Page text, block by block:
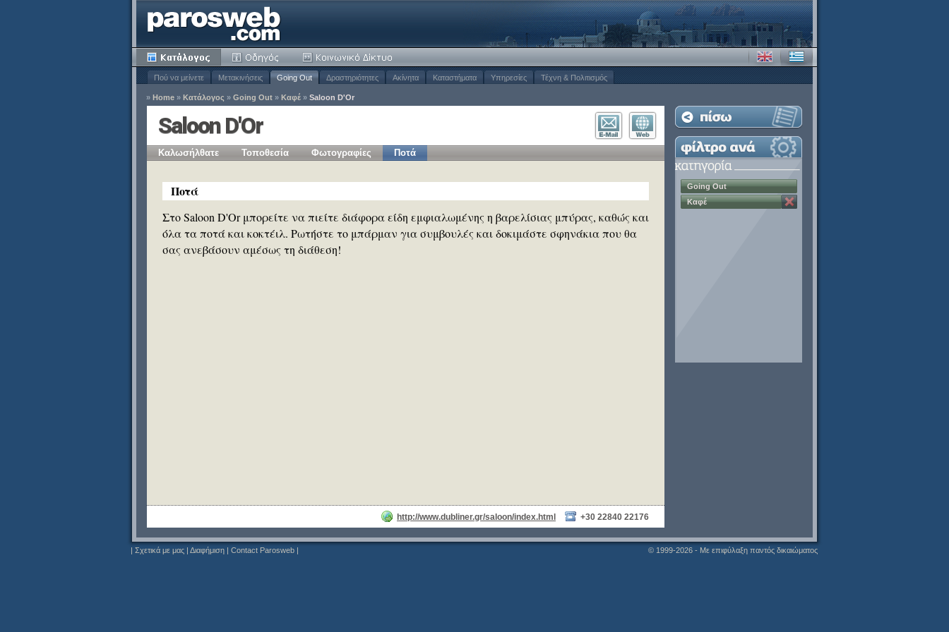
Πού να μείνετε Μετακινήσεις Going Out Δραστηριότητες Ακίνητα Καταστήματα Υπηρεσίες Τέχνη & Πολιτισμός
» Home » Κατάλογος » Going Out » Καφέ » Saloon D'Or
Saloon D'Or
Καλωσήλθατε Τοποθεσία Φωτογραφίες Ποτά
Ποτά
Στο Saloon D'Or μπορείτε να πιείτε διάφορα είδη εμφιαλωμένης η βαρελίσιας μπύρας, καθώς και
όλα τα ποτά και κοκτέιλ. Ρωτήστε το μπάρμαν για συμβουλές και δοκιμάστε σφηνάκια που θα
σας ανεβάσουν αμέσως τη διάθεση!
http://www.dubliner.gr/saloon/index.html +30 22840 22176
Going Out
Καφέ
| Σχετικά με μας | Διαφήμιση | Contact Parosweb | © 1999-2026 - Με επιφύλαξη παντός δικαιώματος